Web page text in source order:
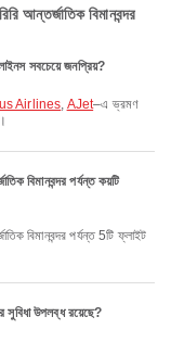
আন্তর্জাতিক বিমানবন্দর
সবচেয়ে জনপ্রিয়?
Airlines, AJet–এ ভ্রমণ
বিমানবন্দর পর্যন্ত কয়টি
সুবিধা উপলব্ধ রয়েছে?